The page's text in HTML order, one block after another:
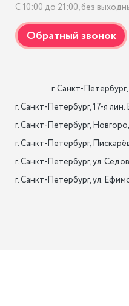
С 10:00 до 21:00, без
г. Санкт-Петербург, 17-я лин.
г. Санкт-Петербург,
г. Санкт-Петербург,
г. Санкт-Петербург, ул.
г. Санкт-Петербург, ул.